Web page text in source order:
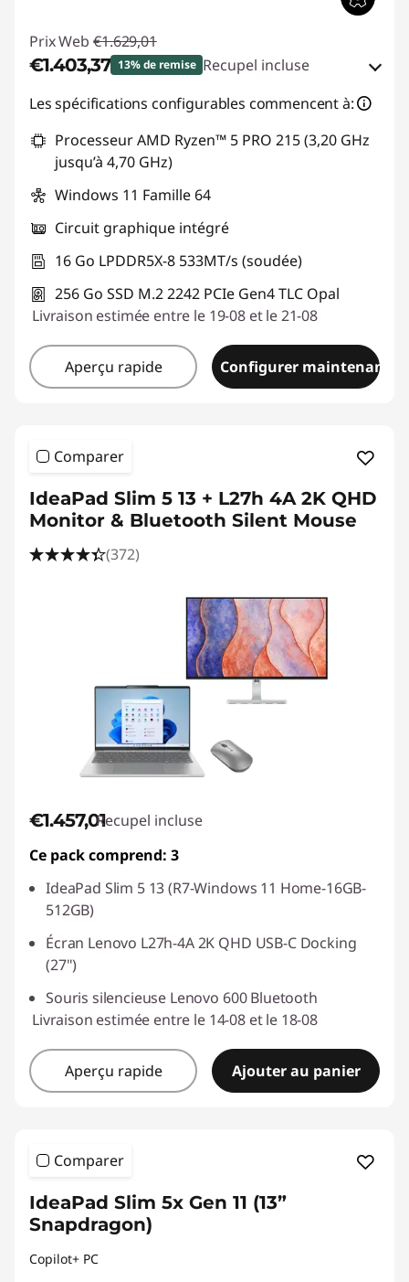
Prix Web €1.629,01
€1.403,37 13% de remise Recupel incluse
Bons de réduction en ligne :-€225,64
Code de réduction :THINK-SUMMER
Les spécifications configurables commencent à:
Processeur AMD Ryzen™ 5 PRO 215 (3,20 GHz
jusqu’à 4,70 GHz)
Windows 11 Famille 64
Circuit graphique intégré
16 Go LPDDR5X-8 533MT/s (soudée)
256 Go SSD M.2 2242 PCIe Gen4 TLC Opal
Livraison estimée entre le 19-08 et le 21-08
Aperçu rapide Configurer maintenant
Comparer
IdeaPad Slim 5 13 + L27h 4A 2K QHD
Monitor & Bluetooth Silent Mouse
(372)
€1.457,01Recupel incluse
Ce pack comprend: 3
IdeaPad Slim 5 13 (R7-Windows 11 Home-16GB-
512GB)
Écran Lenovo L27h-4A 2K QHD USB-C Docking
(27")
Souris silencieuse Lenovo 600 Bluetooth
Livraison estimée entre le 14-08 et le 18-08
Aperçu rapide Ajouter au panier
Comparer
IdeaPad Slim 5x Gen 11 (13”
Snapdragon)
Copilot+ PC